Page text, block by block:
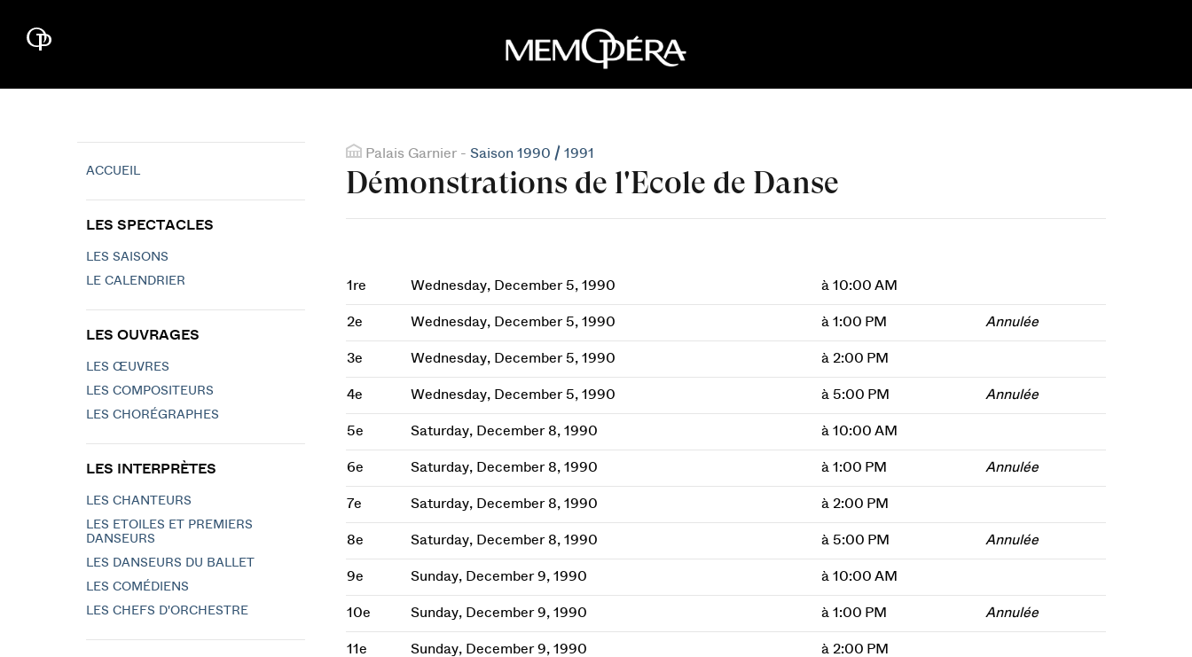
Palais Garnier - Saison 1990 / 1991
Démonstrations de l'Ecole de Danse
1re Wednesday, December 5, 1990 à 10:00 AM
2e Wednesday, December 5, 1990 à 1:00 PM Annulée
3e Wednesday, December 5, 1990 à 2:00 PM
4e Wednesday, December 5, 1990 à 5:00 PM Annulée
5e Saturday, December 8, 1990 à 10:00 AM
6e Saturday, December 8, 1990 à 1:00 PM Annulée
7e Saturday, December 8, 1990 à 2:00 PM
8e Saturday, December 8, 1990 à 5:00 PM Annulée
9e Sunday, December 9, 1990 à 10:00 AM
10e Sunday, December 9, 1990 à 1:00 PM Annulée
11e Sunday, December 9, 1990 à 2:00 PM
ACCUEIL
LES SPECTACLES
LES SAISONS
LE CALENDRIER
LES OUVRAGES
LES ŒUVRES
LES COMPOSITEURS
LES CHORÉGRAPHES
LES INTERPRÈTES
LES CHANTEURS
LES ETOILES ET PREMIERS
DANSEURS
LES DANSEURS DU BALLET
LES COMÉDIENS
LES CHEFS D'ORCHESTRE